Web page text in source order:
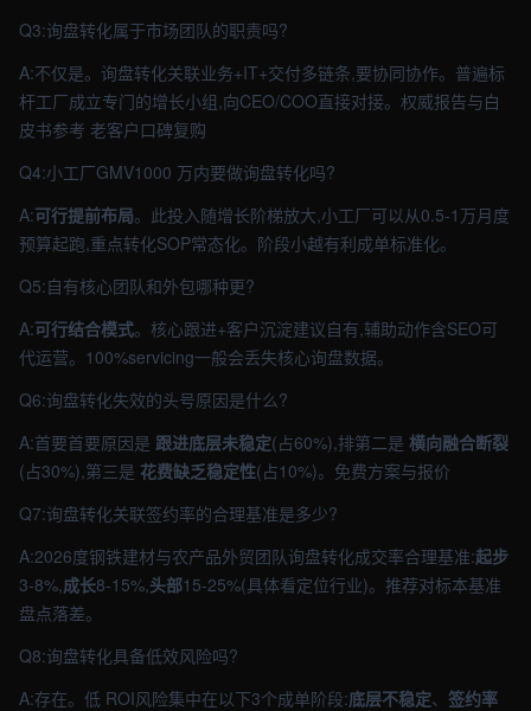
Q3:询盘转化属于市场团队的职责吗?
A:不仅是。询盘转化关联业务+IT+交付多链条,要协同协作。普遍标
杆工厂成立专门的增长小组,向CEO/COO直接对接。权威报告与白
皮书参考 老客户口碑复购
Q4:小工厂GMV1000 万内要做询盘转化吗?
A:可行提前布局。此投入随增长阶梯放大,小工厂可以从0.5-1万月度
预算起跑,重点转化SOP常态化。阶段小越有利成单标准化。
Q5:自有核心团队和外包哪种更?
A:可行结合模式。核心跟进+客户沉淀建议自有,辅助动作含SEO可
代运营。100%servicing一般会丢失核心询盘数据。
Q6:询盘转化失效的头号原因是什么?
A:首要首要原因是 跟进底层未稳定(占60%),排第二是 横向融合断裂
(占30%),第三是 花费缺乏稳定性(占10%)。免费方案与报价
Q7:询盘转化关联签约率的合理基准是多少?
A:2026度钢铁建材与农产品外贸团队询盘转化成交率合理基准:起步
3-8%,成长8-15%,头部15-25%(具体看定位行业)。推荐对标本基准
盘点落差。
Q8:询盘转化具备低效风险吗?
A:存在。低 ROI风险集中在以下3个成单阶段:底层不稳定、 签约率